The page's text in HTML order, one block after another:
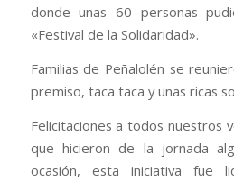
donde unas 60 personas
«Festival de la Solidaridad».
Familias de Peñalolén se
premiso, taca taca y unas ricas
Felicitaciones a todos nuestros
que hicieron de la jornada
ocasión, esta iniciativa fue